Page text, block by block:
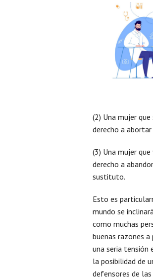
(2) Una mujer
derecho a
(3) Una mujer
derecho a
sustituto.
Esto es
mundo se
como muchas
buenas razones
una seria tensión
la posibilidad de
defensores de